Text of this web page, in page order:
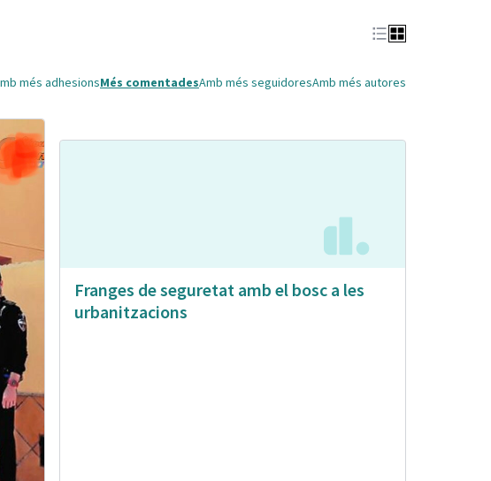
més adhesionsMés comentadesAmb més seguidoresAmb més autores
Franges de seguretat amb el bosc a les
urbanitzacions